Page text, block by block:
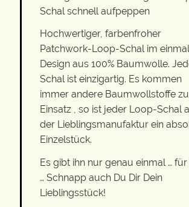
Schal schnell aufpeppen
Hochwertiger, farbenfroher
Patchwork-Loop-Schal im
Design aus 100% Baumwolle.
Schal ist einzigartig. Es kommen
immer andere Baumwollstoffe
Einsatz , so ist jeder Loop-Schal
der Lieblingsmanufaktur ein
Einzelstück.
Es gibt ihn nur genau einmal … für
… Schnapp auch Du Dir Dein
Lieblingsstück!